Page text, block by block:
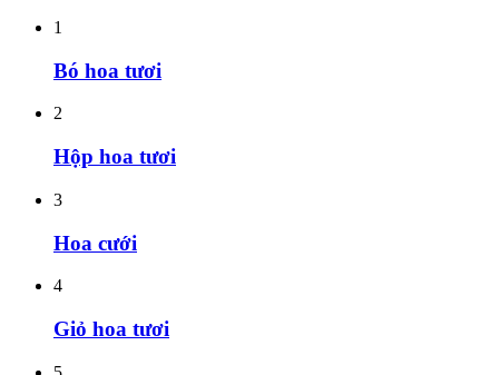
1
Bó hoa tươi
2
Hộp hoa tươi
3
Hoa cưới
4
Giỏ hoa tươi